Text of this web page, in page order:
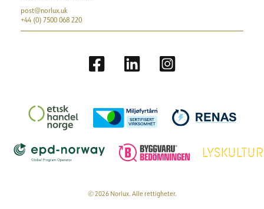
post@norlux.uk
+44 (0) 7500 068 220
© 2026 Norlux. Alle rettigheter.